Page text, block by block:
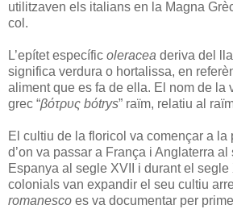
utilitzaven els italians en la Magna
col.
L’epítet específic oleracea deriva del
significa verdura o hortalissa, en
aliment que es fa de ella. El nom de la
grec “βότρυς bόtrys” raïm, relatiu al
El cultiu de la floricol va començar a la
d’on va passar a França i Anglaterra al
Espanya al segle XVII i durant el
colonials van expandir el seu cultiu
romanesco es va documentar per